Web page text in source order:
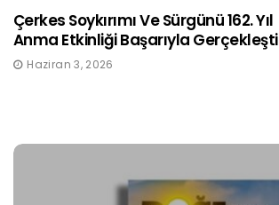
Çerkes Soykırımı Ve Sürgünü 162. Yıl
Anma Etkinliği Başarıyla Gerçekleşti
Haziran 3, 2026